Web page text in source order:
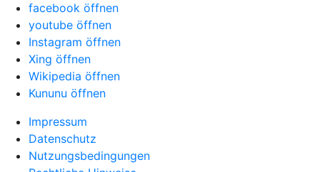
facebook öffnen
youtube öffnen
Instagram öffnen
Xing öffnen
Wikipedia öffnen
Kununu öffnen
Impressum
Datenschutz
Nutzungsbedingungen